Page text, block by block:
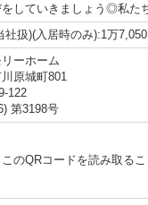
をしていきましょう◎私た
社扱)(入居時のみ):1万7,050
ーホーム
原城町801
122
第3198号
このQRコードを読み取る